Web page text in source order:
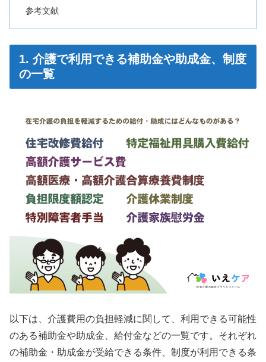
参考文献
1. 介護で利用できる補助金や助成金、制度
の一覧
以下は、介護費用の負担軽減に関して、利用できる可能性
のある補助金や助成金、給付金などの一覧です。それぞれ
の補助金・助成金が受給できる条件、制度が利用できる条